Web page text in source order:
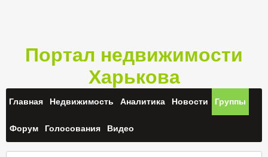
Портал недвижимости
Харькова
Главная Недвижимость Аналитика Новости Группы
Форум Голосования Видео